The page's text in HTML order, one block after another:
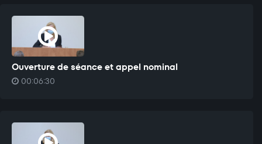
Ouverture de séance et appel nominal
00:06:30